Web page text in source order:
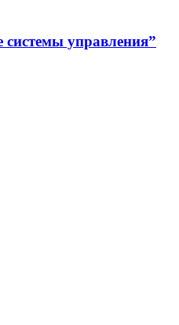
управления”